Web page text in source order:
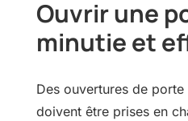
Ouvrir une
minutie et
Des ouvertures de
doivent être prises en